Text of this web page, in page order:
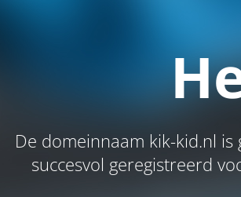
De domeinnaam kik-kid.nl
succesvol geregistreerd